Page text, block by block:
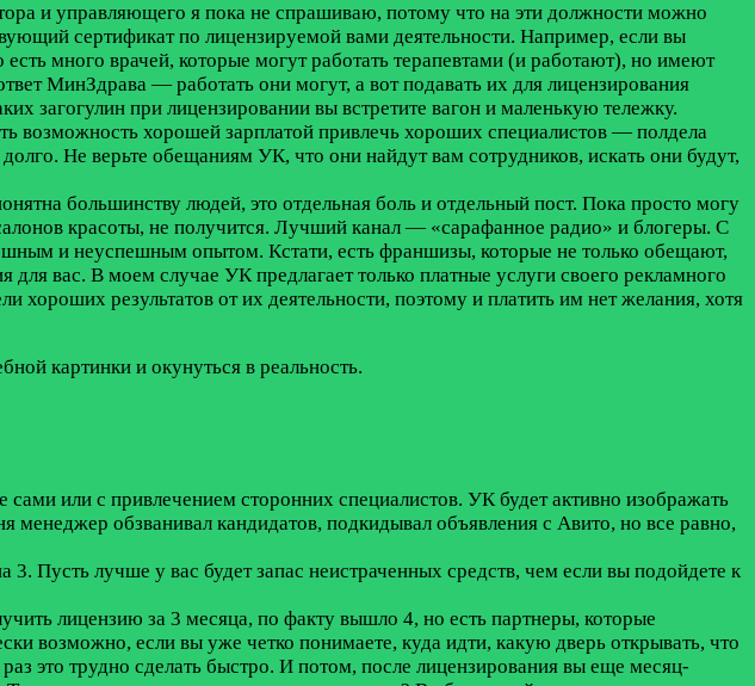
и управляющего я пока не спрашиваю, потому что на эти должности можно
сертификат по лицензируемой вами деятельности. Например, если вы
много врачей, которые могут работать терапевтами (и работают), но имеют
МинЗдрава — работать они могут, а вот подавать их для лицензирования
загогулин при лицензировании вы встретите вагон и маленькую тележку.
возможность хорошей зарплатой привлечь хороших специалистов — полдела
Не верьте обещаниям УК, что они найдут вам сотрудников, искать они будут,
большинству людей, это отдельная боль и отдельный пост. Пока просто могу
красоты, не получится. Лучший канал — «сарафанное радио» и блогеры. С
и неуспешным опытом. Кстати, есть франшизы, которые не только обещают,
вас. В моем случае УК предлагает только платные услуги своего рекламного
результатов от их деятельности, поэтому и платить им нет желания, хотя
картинки и окунуться в реальность.
или с привлечением сторонних специалистов. УК будет активно изображать
обзванивал кандидатов, подкидывал объявления с Авито, но все равно,
Пусть лучше у вас будет запас неистраченных средств, чем если вы подойдете к
лицензию за 3 месяца, по факту вышло 4, но есть партнеры, которые
возможно, если вы уже четко понимаете, куда идти, какую дверь открывать, что
это трудно сделать быстро. И потом, после лицензирования вы еще месяц-